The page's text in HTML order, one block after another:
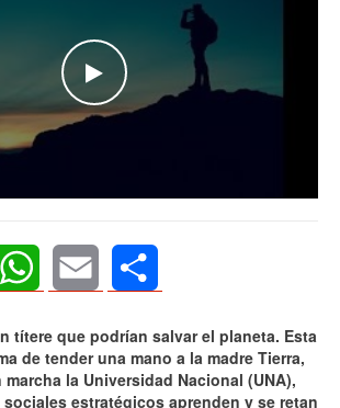
WATCH THE VIDEO
títere que podrían salvar el planeta. Esta
de tender una mano a la madre Tierra,
la Universidad Nacional (UNA),
estratégicos aprenden y se retan